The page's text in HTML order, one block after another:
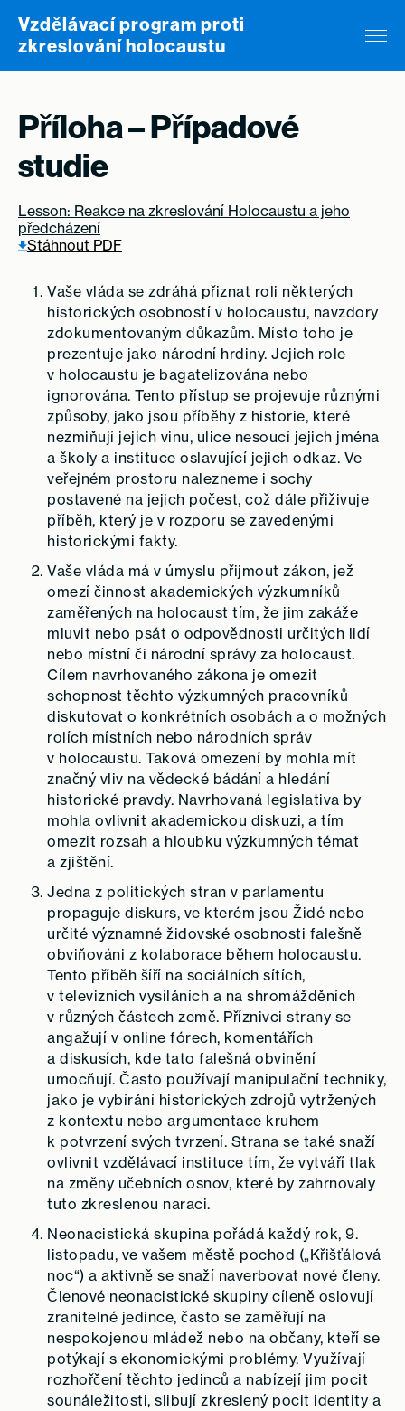
Skip to content
Vzdělávací program proti
zkreslování holocaustu
Příloha – Případové
studie
Lesson: Reakce na zkreslování Holocaustu a jeho
předcházení
Stáhnout PDF
Vaše vláda se zdráhá přiznat roli některých
historických osobností v holocaustu, navzdory
zdokumentovaným důkazům. Místo toho je
prezentuje jako národní hrdiny. Jejich role
v holocaustu je bagatelizována nebo
ignorována. Tento přístup se projevuje různými
způsoby, jako jsou příběhy z historie, které
nezmiňují jejich vinu, ulice nesoucí jejich jména
a školy a instituce oslavující jejich odkaz. Ve
veřejném prostoru nalezneme i sochy
postavené na jejich počest, což dále přiživuje
příběh, který je v rozporu se zavedenými
historickými fakty.
Vaše vláda má v úmyslu přijmout zákon, jež
omezí činnost akademických výzkumníků
zaměřených na holocaust tím, že jim zakáže
mluvit nebo psát o odpovědnosti určitých lidí
nebo místní či národní správy za holocaust.
Cílem navrhovaného zákona je omezit
schopnost těchto výzkumných pracovníků
diskutovat o konkrétních osobách a o možných
rolích místních nebo národních správ
v holocaustu. Taková omezení by mohla mít
značný vliv na vědecké bádání a hledání
historické pravdy. Navrhovaná legislativa by
mohla ovlivnit akademickou diskuzi, a tím
omezit rozsah a hloubku výzkumných témat
a zjištění.
Jedna z politických stran v parlamentu
propaguje diskurs, ve kterém jsou Židé nebo
určité významné židovské osobnosti falešně
obviňováni z kolaborace během holocaustu.
Tento příběh šíří na sociálních sítích,
v televizních vysíláních a na shromážděních
v různých částech země. Příznivci strany se
angažují v online fórech, komentářích
a diskusích, kde tato falešná obvinění
umocňují. Často používají manipulační techniky,
jako je vybírání historických zdrojů vytržených
z kontextu nebo argumentace kruhem
k potvrzení svých tvrzení. Strana se také snaží
ovlivnit vzdělávací instituce tím, že vytváří tlak
na změny učebních osnov, které by zahrnovaly
tuto zkreslenou naraci.
Neonacistická skupina pořádá každý rok, 9.
listopadu, ve vašem městě pochod („Křišťálová
noc“) a aktivně se snaží naverbovat nové členy.
Členové neonacistické skupiny cíleně oslovují
zranitelné jedince, často se zaměřují na
nespokojenou mládež nebo na občany, kteří se
potýkají s ekonomickými problémy. Využívají
rozhořčení těchto jedinců a nabízejí jim pocit
sounáležitosti, slibují zkreslený pocit identity a